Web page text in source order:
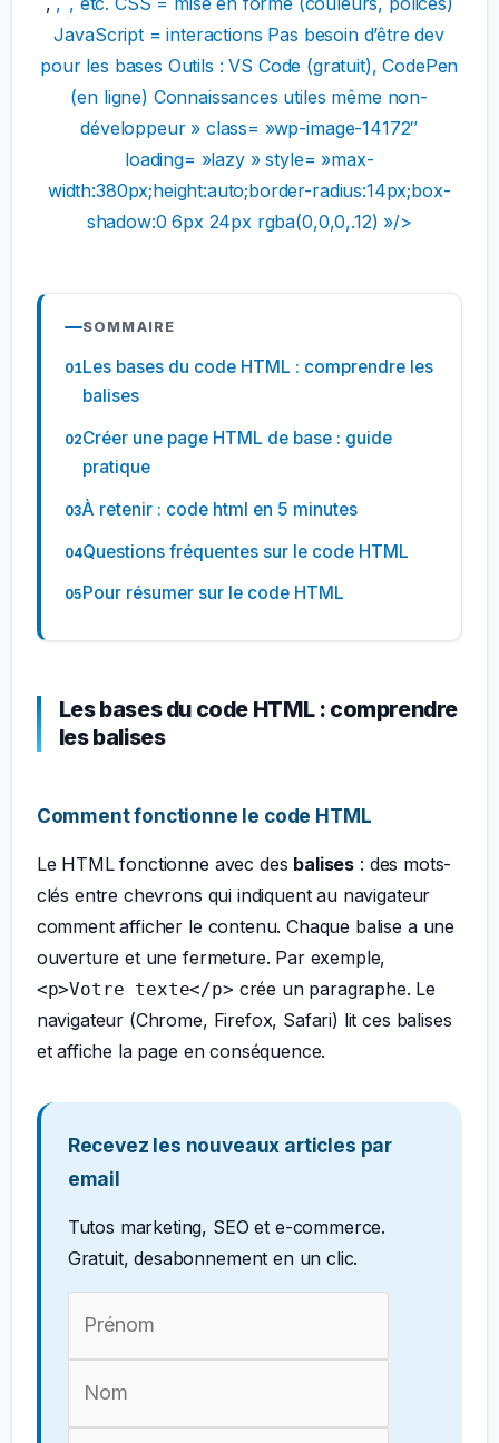
JavaScript = interactions Pas besoin d’être dev
pour les bases Outils : VS Code (gratuit), CodePen
(en ligne) Connaissances utiles même non-
développeur » class= »wp-image-14172″
loading= »lazy » style= »max-
width:380px;height:auto;border-radius:14px;box-
shadow:0 6px 24px rgba(0,0,0,.12) »/>
SOMMAIRE
Les bases du code HTML : comprendre les
balises
Créer une page HTML de base : guide
pratique
À retenir : code html en 5 minutes
Questions fréquentes sur le code HTML
Pour résumer sur le code HTML
Les bases du code HTML : comprendre
les balises
Comment fonctionne le code HTML
Le HTML fonctionne avec des balises : des mots-
clés entre chevrons qui indiquent au navigateur
comment afficher le contenu. Chaque balise a une
ouverture et une fermeture. Par exemple,
<p>Votre texte</p> crée un paragraphe. Le
navigateur (Chrome, Firefox, Safari) lit ces balises
et affiche la page en conséquence.
Recevez les nouveaux articles par
email
Tutos marketing, SEO et e-commerce.
Gratuit, desabonnement en un clic.